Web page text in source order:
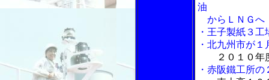
油
からＬＮＧへ
・王子製紙３
・北九州市が
２０１０
・赤阪鐵工所